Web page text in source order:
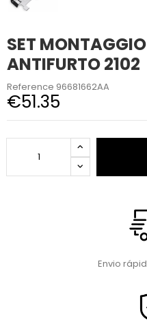
SET
ANTIFURTO 2102
Reference 96681662AA
€51.35
Envio